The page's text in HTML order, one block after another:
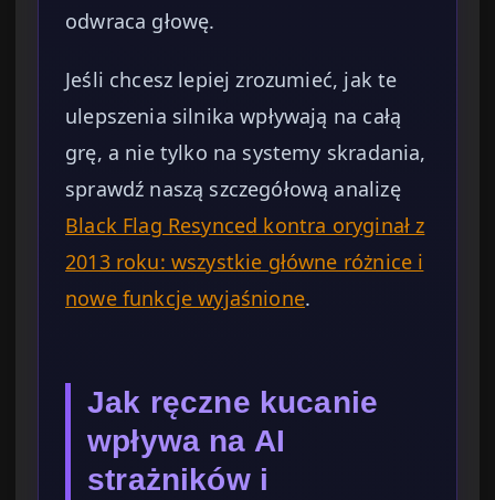
odwraca głowę.
Jeśli chcesz lepiej zrozumieć, jak te
ulepszenia silnika wpływają na całą
grę, a nie tylko na systemy skradania,
sprawdź naszą szczegółową analizę
Black Flag Resynced kontra oryginał z
2013 roku: wszystkie główne różnice i
nowe funkcje wyjaśnione.
Jak ręczne kucanie
wpływa na AI
strażników i